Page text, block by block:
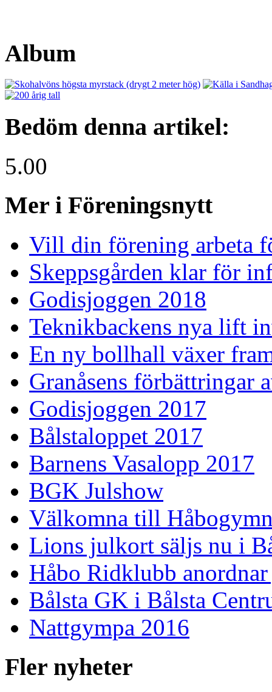
Album
Bedöm denna artikel:
5.00
Mer i Föreningsnytt
Vill din förening arbeta
Skeppsgården klar för
Godisjoggen 2018
Teknikbackens nya lift
En ny bollhall växer
Granåsens förbättringar
Godisjoggen 2017
Bålstaloppet 2017
Barnens Vasalopp 2017
BGK Julshow
Välkomna till
Lions julkort säljs nu i
Håbo Ridklubb
Bålsta GK i Bålsta
Nattgympa 2016
Fler nyheter